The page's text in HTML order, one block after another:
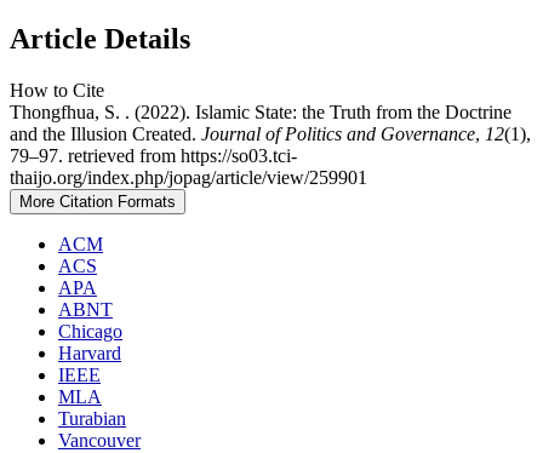
Article Details
How to Cite
Thongfhua, S. . (2022). Islamic State: the Truth from the Doctrine
and the Illusion Created. Journal of Politics and Governance, 12(1),
79–97. retrieved from https://so03.tci-
thaijo.org/index.php/jopag/article/view/259901
More Citation Formats
ACM
ACS
APA
ABNT
Chicago
Harvard
IEEE
MLA
Turabian
Vancouver